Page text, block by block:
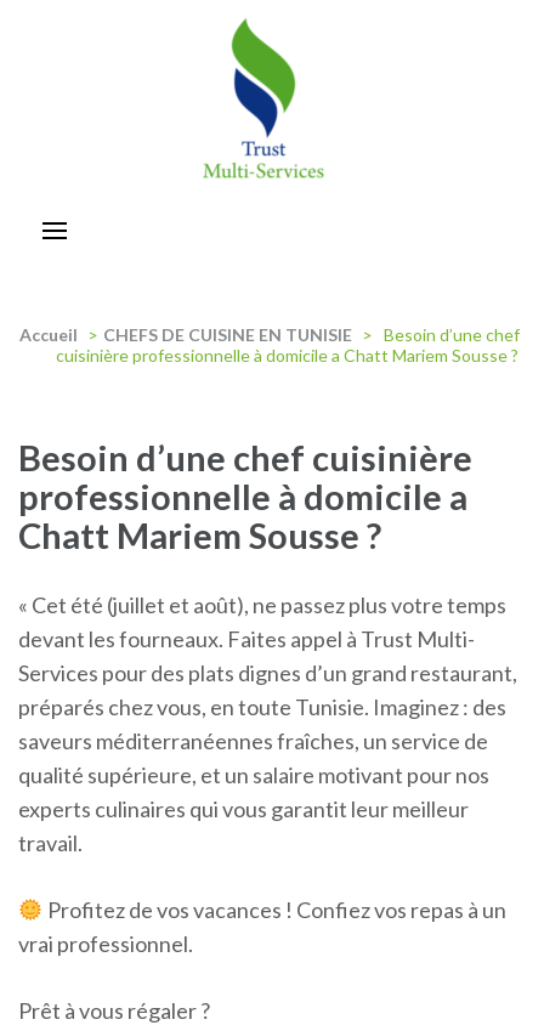
Accueil > CHEFS DE CUISINE EN TUNISIE > Besoin d’une chef
cuisinière professionnelle à domicile a Chatt Mariem Sousse ?
Besoin d’une chef cuisinière
professionnelle à domicile a
Chatt Mariem Sousse ?
« Cet été (juillet et août), ne passez plus votre temps
devant les fourneaux. Faites appel à Trust Multi-
Services pour des plats dignes d’un grand restaurant,
préparés chez vous, en toute Tunisie. Imaginez : des
saveurs méditerranéennes fraîches, un service de
qualité supérieure, et un salaire motivant pour nos
experts culinaires qui vous garantit leur meilleur
travail.
Profitez de vos vacances ! Confiez vos repas à un
vrai professionnel.
Prêt à vous régaler ?